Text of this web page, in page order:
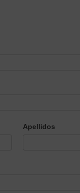
Apellidos